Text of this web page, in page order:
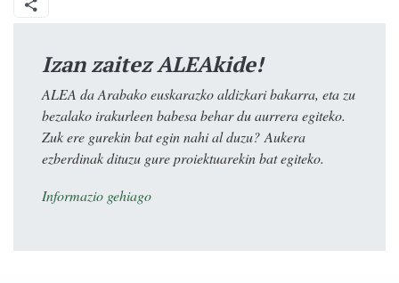
Izan zaitez ALEAkide!
ALEA da Arabako euskarazko aldizkari bakarra, eta zu
bezalako irakurleen babesa behar du aurrera egiteko.
Zuk ere gurekin bat egin nahi al duzu? Aukera
ezberdinak dituzu gure proiektuarekin bat egiteko.
Informazio gehiago